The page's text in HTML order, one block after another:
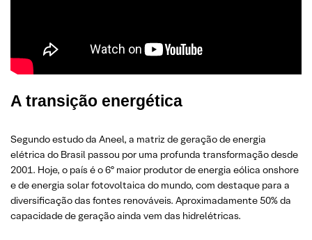
A transição energética
Segundo estudo da Aneel, a matriz de geração de energia
elétrica do Brasil passou por uma profunda transformação desde
2001. Hoje, o país é o 6º maior produtor de energia eólica onshore
e de energia solar fotovoltaica do mundo, com destaque para a
diversificação das fontes renováveis. Aproximadamente 50% da
capacidade de geração ainda vem das hidrelétricas.